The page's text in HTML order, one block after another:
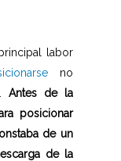
labor
no
Antes de la
posicionar
de un
de la